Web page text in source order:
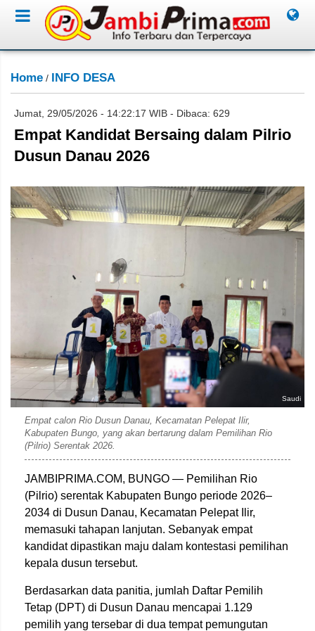
Home / INFO DESA
Jumat, 29/05/2026 - 14:22:17 WIB - Dibaca: 629
Empat Kandidat Bersaing dalam Pilrio
Dusun Danau 2026
Saudi
Empat calon Rio Dusun Danau, Kecamatan Pelepat Ilir,
Kabupaten Bungo, yang akan bertarung dalam Pemilihan Rio
(Pilrio) Serentak 2026.
JAMBIPRIMA.COM, BUNGO — Pemilihan Rio
(Pilrio) serentak Kabupaten Bungo periode 2026–
2034 di Dusun Danau, Kecamatan Pelepat Ilir,
memasuki tahapan lanjutan. Sebanyak empat
kandidat dipastikan maju dalam kontestasi pemilihan
kepala dusun tersebut.
Berdasarkan data panitia, jumlah Daftar Pemilih
Tetap (DPT) di Dusun Danau mencapai 1.129
pemilih yang tersebar di dua tempat pemungutan